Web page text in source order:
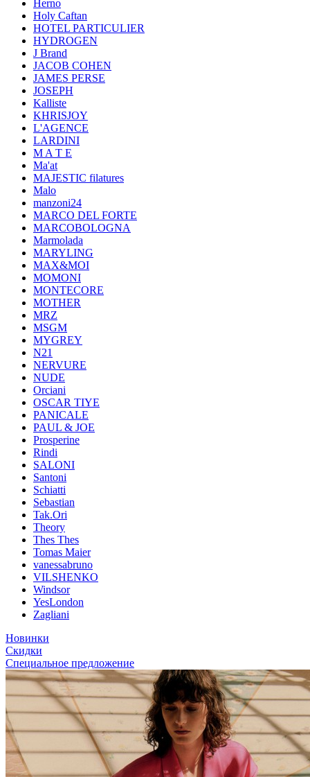
Herno
Holy Caftan
HOTEL PARTICULIER
HYDROGEN
J Brand
JACOB COHEN
JAMES PERSE
JOSEPH
Kalliste
KHRISJOY
L'AGENCE
LARDINI
M A T E
Ma'at
MAJESTIC filatures
Malo
manzoni24
MARCO DEL FORTE
MARCOBOLOGNA
Marmolada
MARYLING
MAX&MOI
MOMONI
MONTECORE
MOTHER
MRZ
MSGM
MYGREY
N21
NERVURE
NUDE
Orciani
OSCAR TIYE
PANICALE
PAUL & JOE
Prosperine
Rindi
SALONI
Santoni
Schiatti
Sebastian
Tak.Ori
Theory
Thes Thes
Tomas Maier
vanessabruno
VILSHENKO
Windsor
YesLondon
Zagliani
Новинки
Скидки
Специальное предложение